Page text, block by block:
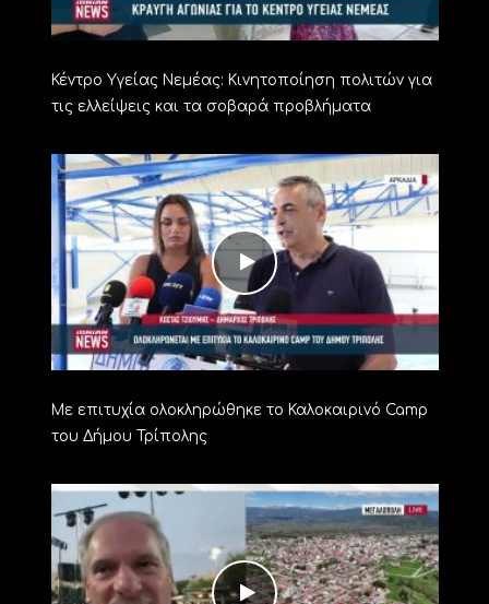
Κέντρο Υγείας Νεμέας: Κινητοποίηση πολιτών για
τις ελλείψεις και τα σοβαρά προβλήματα
Με επιτυχία ολοκληρώθηκε το Καλοκαιρινό Camp
του Δήμου Τρίπολης